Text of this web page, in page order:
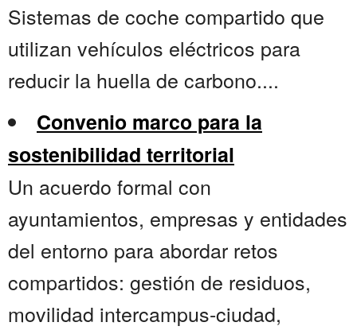
Sistemas de coche compartido que
utilizan vehículos eléctricos para
reducir la huella de carbono....
Convenio marco para la
sostenibilidad territorial
Un acuerdo formal con
ayuntamientos, empresas y entidades
del entorno para abordar retos
compartidos: gestión de residuos,
movilidad intercampus-ciudad,